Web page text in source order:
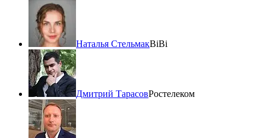
Наталья СтельмакBiBi
Дмитрий ТарасовРостелеком